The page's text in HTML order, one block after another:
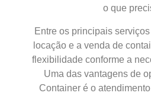
o que
Entre os principais
locação e a venda de
flexibilidade conforme a
Uma das vantagens de
Container é o